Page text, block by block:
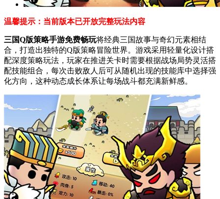
温馨提示：当前版本已开放完整玩法内容
三国Q版策略手游免费畅玩将经典三国故事与奇幻元素相结
合，打造出独特的Q版策略冒险世界。游戏采用轻量化设计搭
配深度策略玩法，玩家在推进关卡时需要根据战场局势灵活搭
配技能组合，每次击败敌人后可从随机出现的技能库中选择强
化方向，这种动态成长体系让每场战斗都充满新鲜感。